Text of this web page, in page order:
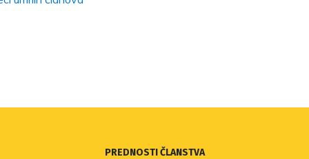
PREDNOSTI ČLANSTVA